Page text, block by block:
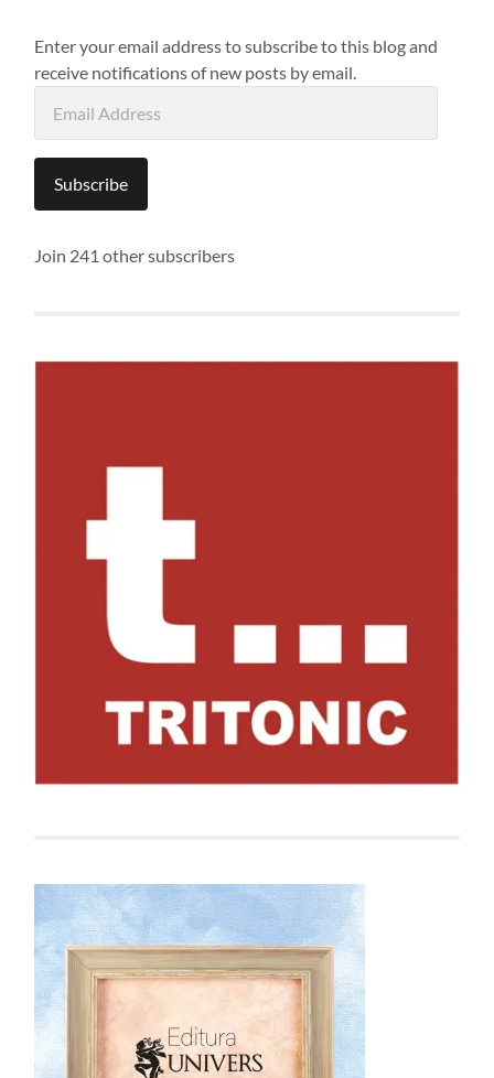
Enter your email address to subscribe to this blog and
receive notifications of new posts by email.
Address
Subscribe
Join 241 other subscribers